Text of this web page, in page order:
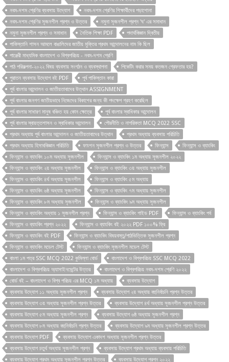
নবম-দশম শ্রেণির ব্যবসায় উদ্যোগ
নবম-দশম শ্রেণির শিক্ষার্থীদের পড়াশোনা
নবম-দশম শ্রেণির সৃজনশীল প্রশ্ন ও উত্তর
নমুনা সৃজনশীল প্রশ্ন 'ঘ' এর সমাধান
নমুনা সৃজনশীল প্রশ্ন ও সমাধান
নৈতিক শিক্ষা PDF
পদার্থবিজ্ঞান দ্বিতীয়
পাকিস্তানি শাসন আমলে বাঙালিদের জাতীয় মুক্তির প্রথম আন্দোলনের নাম কি ছিল
পাঞ্জেরী মাধ্যমিক বাংলাদেশ ও বিশ্বপরিচয় - নবম-দশম শ্রেণি
পাঠ পরিকল্পনা-২০২২ বিষয় ব্যবসায় সংগঠন ও ব্যবস্থাপনা
পিকেটিং করার সময় কতজন গ্রেফতার হয়?
পুরাতন ব্যবসায় উদ্যোগ বই PDF
পূর্ব পাকিস্তান কারা
পূর্ব বাংলার আন্দোলন ও জাতীয়তাবাদের উত্থান ASSIGNMENT
পূর্ব বাংলার জনগণ জাতীয়ভাবে নিজেদের বিকাশের জন্য কী পদক্ষেপ গ্রহণ করেছিল
পূর্ব বাংলার সাধারণ মানুষ বঞ্চিত হয় কোন ক্ষেত্রে
পূর্ব বাংলার স্বাধিকার আন্দোলন
পূর্ব বাংলার স্বায়ত্তশাসন ও স্বাধিকার আন্দোলন
পৌরনীতি ও নাগরিকতা MCQ 2022 SSC
প্রথম অধ্যায় পূর্ব বাংলার আন্দোলন ও জাতীয়তাবাদের উত্থান
প্রথম অধ্যায় ব্যবসায় পরিচিতি
প্রথম অধ্যায় হিসাববিজ্ঞান পরিচিতি
ফাংশন সৃজনশীল প্রশ্ন ও উত্তর ফিন্যান্স
ফিন্যান্স ও ব্যাংকিং
ফিন্যান্স ও ব্যাংকিং ১০ম অধ্যায় সৃজনশীল
ফিন্যান্স ও ব্যাংকিং ১ম অধ্যায় সৃজনশীল ২০২২
ফিন্যান্স ও ব্যাংকিং ২য় অধ্যায় সৃজনশীল
ফিন্যান্স ও ব্যাংকিং ৩য় অধ্যায় সৃজনশীল
ফিন্যান্স ও ব্যাংকিং ৪র্থ অধ্যায় সৃজনশীল
ফিন্যান্স ও ব্যাংকিং ৫ম অধ্যায়
ফিন্যান্স ও ব্যাংকিং ৬ষ্ঠ অধ্যায় সৃজনশীল
ফিন্যান্স ও ব্যাংকিং ৭ম অধ্যায় সৃজনশীল
ফিন্যান্স ও ব্যাংকিং ৮ম অধ্যায় সৃজনশীল
ফিন্যান্স ও ব্যাংকিং ৯ম অধ্যায় সৃজনশীল
ফিন্যান্স ও ব্যাংকিং অধ্যায় ১ সৃজনশীল প্রশ্ন
ফিন্যান্স ও ব্যাংকিং গাইড PDF
ফিন্যান্স ও ব্যাংকিং পর্ব
ফিন্যান্স ও ব্যাংকিং প্রশ্ন ২০২২
ফিন্যান্স ও ব্যাংকিং বই ২০২২ PDF ১০০% ফ্রি
ফিন্যান্স ও ব্যাংকিং বই PDF
ফিন্যান্স ও ব্যাংকিং বিষয়বস্তু/পাঠভিত্তিক সৃজনশীল প্রশ্ন
ফিন্যান্স ও ব্যাংকিং মডেল টেস্ট
ফিন্যান্স ও ব্যাংকিং সৃজনশীল মডেল টেস্ট
বাংলা ১ম পত্র SSC MCQ 2022 কুমিল্লা বোর্ড
বাংলাদেশ ও বিশ্বপরিচয় SSC MCQ 2022
বাংলাদেশ ও বিশ্বপরিচয় অ্যাসাইনমেন্টের উত্তর
বাংলাদেশ ও বিশ্বপরিচয় নবম-দশম শ্রেণি ২০২২
বোর্ড বই – বাংলাদেশ ও বিশ্ব পরিচয় এর MCQ ১ম অধ্যায়
ব্যবসায় উদ্যোগ
ব্যবসায় উদ্যোগ ১১ অধ্যায় সৃজনশীল প্রশ্ন
ব্যবসায় উদ্যোগ ২য় অধ্যায় বহুনির্বাচনি প্রশ্ন উত্তর
ব্যবসায় উদ্যোগ ৩য় অধ্যায় সৃজনশীল প্রশ্ন উত্তর
ব্যবসায় উদ্যোগ ৪র্থ অধ্যায় সৃজনশীল প্রশ্ন উত্তর
ব্যবসায় উদ্যোগ ৫ম অধ্যায় সৃজনশীল প্রশ্ন
ব্যবসায় উদ্যোগ ৬ষ্ঠ অধ্যায় সৃজনশীল প্রশ্ন
ব্যবসায় উদ্যোগ ৮ম অধ্যায় বহুনির্বাচনি প্রশ্ন উত্তর
ব্যবসায় উদ্যোগ ৯ম অধ্যায় সৃজনশীল প্রশ্ন উত্তর
ব্যবসায় উদ্যোগ PDF
ব্যবসায় উদ্যোগ একাদশ অধ্যায় সৃজনশীল প্রশ্ন উত্তর
ব্যবসায় উদ্যোগ চতুর্থ অধ্যায় সৃজনশীল প্রশ্ন
ব্যবসায় উদ্যোগ প্রথম অধ্যায় ব্যবসায় পরিচিতি
ব্যবসায় উদ্যোগ প্রথম অধ্যায় সৃজনশীল প্রশ্ন উত্তর
ব্যবসায় উদ্যোগ প্রশ্ন ২০২২